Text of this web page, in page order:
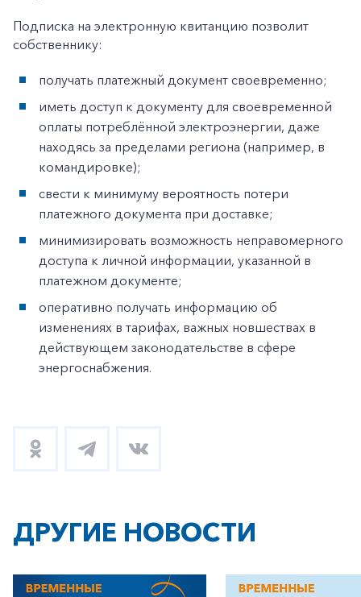
Подписка на электронную квитанцию позволит
собственнику:
получать платежный документ своевременно;
иметь доступ к документу для своевременной
оплаты потреблённой электроэнергии, даже
находясь за пределами региона (например, в
командировке);
свести к минимуму вероятность потери
платежного документа при доставке;
минимизировать возможность неправомерного
доступа к личной информации, указанной в
платежном документе;
оперативно получать информацию об
изменениях в тарифах, важных новшествах в
действующем законодательстве в сфере
энергоснабжения.
ДРУГИЕ НОВОСТИ